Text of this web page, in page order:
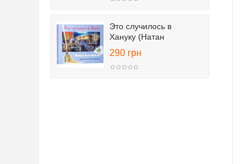
Это случилось в
Хануку (Натан
Альтерман)
290 грн